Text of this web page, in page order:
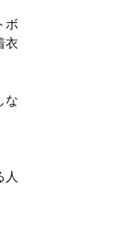
ボ
衣
な
人